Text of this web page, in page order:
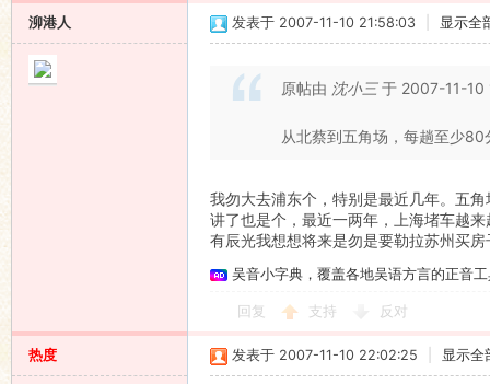
泖港人 发表于 2007-11-10 21:58:03 显示全
原帖由 沈小三于 2007-11-10
从北蔡到五角场，每趟至少
我勿大去浦东个，特别是最近几年。五
讲了也是个，最近一两年，上海堵车越
有辰光我想想将来是勿是要勒拉苏州买
吴音小字典，覆盖各地吴语方言的正音
回复 支持 反对
热度 发表于 2007-11-10 22:02:25 显示全